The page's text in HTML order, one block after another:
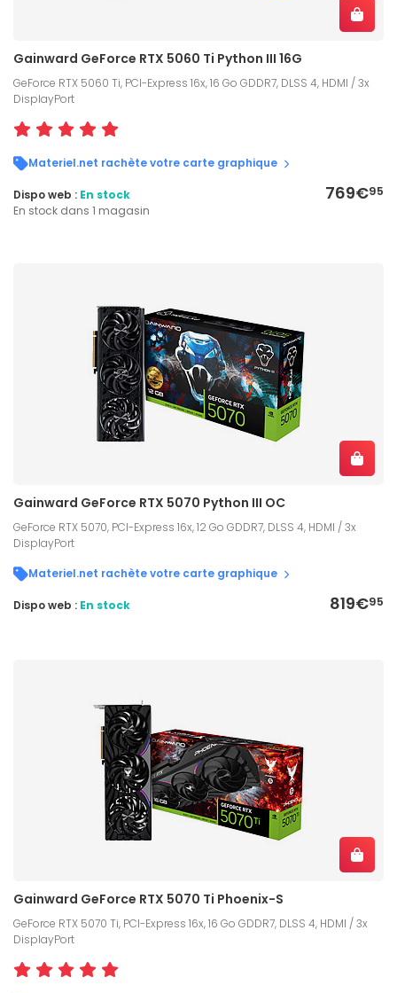
Gainward GeForce RTX 5060 Ti Python III 16G
GeForce RTX 5060 Ti, PCI-Express 16x, 16 Go GDDR7, DLSS 4, HDMI / 3x
DisplayPort
Materiel.net rachète votre carte graphique
769€95
Dispo web : En stock
En stock dans 1 magasin
Gainward GeForce RTX 5070 Python III OC
GeForce RTX 5070, PCI-Express 16x, 12 Go GDDR7, DLSS 4, HDMI / 3x
DisplayPort
Materiel.net rachète votre carte graphique
819€95
Dispo web : En stock
Gainward GeForce RTX 5070 Ti Phoenix-S
GeForce RTX 5070 Ti, PCI-Express 16x, 16 Go GDDR7, DLSS 4, HDMI / 3x
DisplayPort